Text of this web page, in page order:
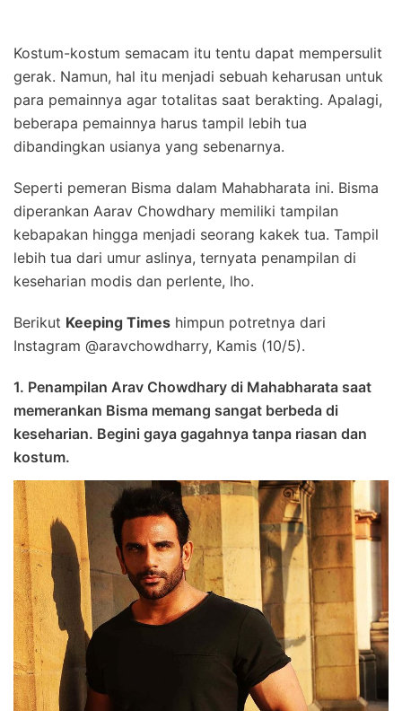
Kostum-kostum semacam itu tentu dapat mempersulit
gerak. Namun, hal itu menjadi sebuah keharusan untuk
para pemainnya agar totalitas saat berakting. Apalagi,
beberapa pemainnya harus tampil lebih tua
dibandingkan usianya yang sebenarnya.
Seperti pemeran Bisma dalam Mahabharata ini. Bisma
diperankan Aarav Chowdhary memiliki tampilan
kebapakan hingga menjadi seorang kakek tua. Tampil
lebih tua dari umur aslinya, ternyata penampilan di
keseharian modis dan perlente, lho.
Berikut Keeping Times himpun potretnya dari
Instagram @aravchowdharry, Kamis (10/5).
1. Penampilan Arav Chowdhary di Mahabharata saat
memerankan Bisma memang sangat berbeda di
keseharian. Begini gaya gagahnya tanpa riasan dan
kostum.